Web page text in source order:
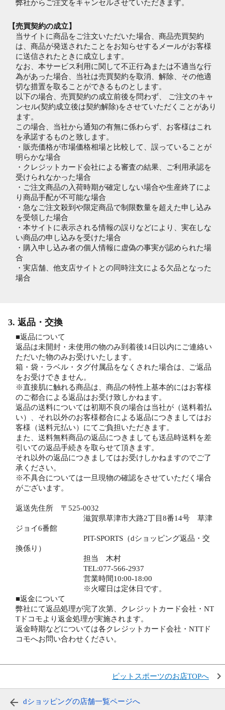
弊社からご注文をキャンセルさせていただきます。
【売買契約の成立】
当サイトに商品をご注文いただいた場合、商品売買契約
は、商品が発送されたことをお知らせするメールがお客様
に送信されたときに成立します。
なお、本サービス利用に関して不正行為または不適当な行
為があった場合、当社は売買契約を取消、解除、その他適
切な措置を取ることができるものとします。
以下の場合、売買契約の成立前後を問わず、 ご注文のキャ
ンセル(契約成立後は契約解除)をさせていただくことがあり
ます。
この場合、当社から通知の有無に係わらず、お客様はこれ
を承諾するものと致します。
・販売価格が市場価格相場と比較して、誤っていることが
明らかな場合
・クレジットカード会社による審査の結果、ご利用承認を
受けられなかった場合
・ご注文商品の入荷時期が確定しない場合や生産終了によ
り商品手配が不可能な場合
・急なご注文殺到や限定商品で制限数量を超えた申し込み
を受領した場合
・本サイトに表示される情報の誤りなどにより、実在しな
い商品の申し込みを受けた場合
・購入申し込み者の個人情報に虚偽の事実が認められた場
合
・実店舗、他支店サイトとの同時注文による欠品となった
場合
3. 返品・交換
■返品について
返品は未開封・未使用の物のみ到着後14日以内にご連絡い
ただいた物のみお受けいたします。
箱・袋・ラベル・タグ付属品をなくされた場合は、ご返品
をお受けできません。
※直接肌に触れる商品は、商品の特性上基本的にはお客様
のご都合による返品はお受け致しかねます。
返品の送料については初期不良の場合は当社が（送料着払
い）、それ以外のお客様都合による返品につきましてはお
客様（送料元払い）にてご負担いただきます。
また、送料無料商品の返品につきましても送品時送料を差
引いての返品手続きを取らせて頂きます。
それ以外の返品につきましてはお受けしかねますのでご了
承ください。
※不具合については一旦現物の確認をさせていただく場合
がございます。
返送先住所 〒525-0032
滋賀県草津市大路2丁目8番14号 草津
ジョイ6番館
PIT-SPORTS（dショッピング返品・交
換係り）
担当 木村
TEL:077-566-2937
営業時間10:00-18:00
※火曜日は定休日です。
■返金について
弊社にて返品処理が完了次第、クレジットカード会社・NT
Tドコモより返金処理が実施されます。
返金時期などについては各クレジットカード会社・NTTド
コモへお問い合わせください。
ピットスポーツのお店TOPへ
dショッピングの店舗一覧ページへ